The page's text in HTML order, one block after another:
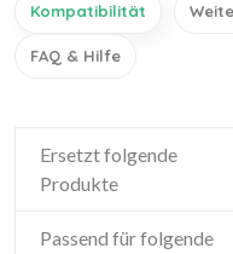
Kompatibilität
FAQ & Hilfe
Ersetzt folgende
Produkte
Passend für folgende